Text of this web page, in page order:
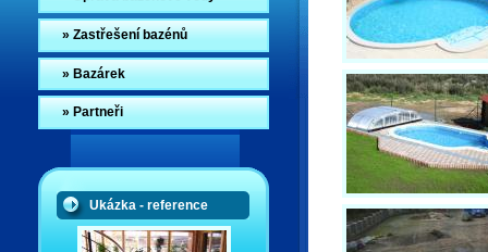
» Zastřešení bazénů
» Bazárek
» Partneři
Ukázka - reference